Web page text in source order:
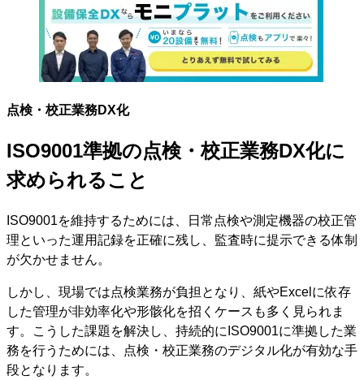
点検・校正業務DX化
ISO9001準拠の点検・校正業務DX化に
求められること
ISO9001を維持するためには、日常点検や測定機器の校正管
理といった運用記録を正確に残し、監査時に提示できる体制
が欠かせません。
しかし、現場では点検業務が負担となり、紙やExcelに依存
した管理が非効率化や形骸化を招くケースも多く見られま
す。こうした課題を解決し、持続的にISO9001に準拠した業
務を行うためには、点検・校正業務のデジタル化が有効な手
段となります。